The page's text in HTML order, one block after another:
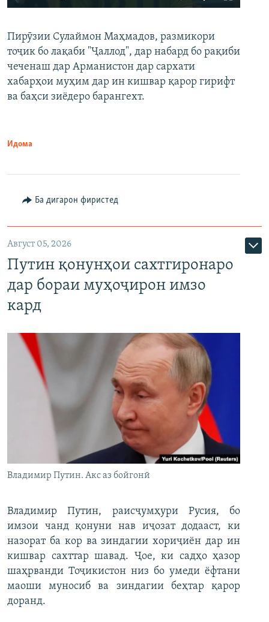
Auto 240p 360p 480p
720p 1080p
360p
480p
Пирӯзии Сулаймон Маҳмадов, размикори
тоҷик бо лақаби "Ҷаллод", дар набард бо рақиби
чеченаш дар Арманистон дар сархати
хабарҳои муҳим дар ин кишвар қарор гирифт
ва баҳси зиёдеро барангехт.
Идома
Ба дигарон фиристед
Август 05, 2026
Путин қонунҳои сахтгиронаро
дар бораи муҳоҷирон имзо
кард
Владимир Путин. Акс аз бойгонӣ
Владимир Путин, раисҷумҳури Русия, бо
имзои чанд қонуни нав иҷозат додааст, ки
назорат ба кор ва зиндагии хориҷиён дар ин
кишвар сахттар шавад. Ҷое, ки садҳо ҳазор
шаҳрванди Тоҷикистон низ бо умеди ёфтани
маоши муносиб ва зиндагии беҳтар қарор
доранд.